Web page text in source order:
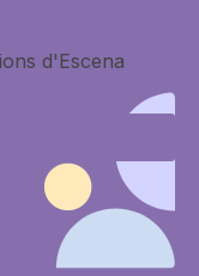
d'Escena